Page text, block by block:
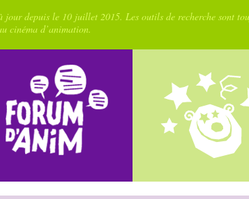
jour depuis le 10 juillet 2015. Les outils de recherche sont
cinéma d’animation.